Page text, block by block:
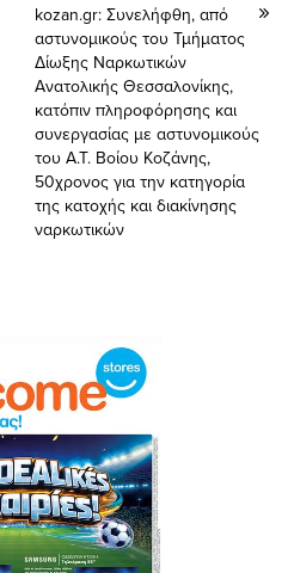
kozan.gr: Συνελήφθη, από
αστυνομικούς του Τμήματος
Δίωξης Ναρκωτικών
Ανατολικής Θεσσαλονίκης,
κατόπιν πληροφόρησης και
συνεργασίας με αστυνομικούς
του Α.Τ. Βοίου Κοζάνης,
50χρονος για την κατηγορία
της κατοχής και διακίνησης
ναρκωτικών